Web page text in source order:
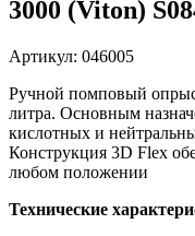
3000 (Viton)
Артикул: 046005
Ручной помповый
литра. Основным
кислотных и
Конструкция 3D Flex
любом положении
Технические